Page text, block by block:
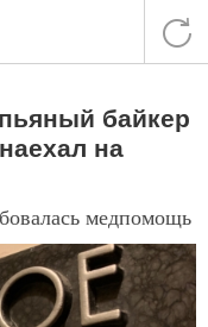
байкер
на
медпомощь